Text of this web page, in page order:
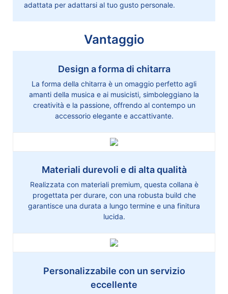
adattata per adattarsi al tuo gusto personale.
Vantaggio
Design a forma di chitarra
La forma della chitarra è un omaggio perfetto agli
amanti della musica e ai musicisti, simboleggiano la
creatività e la passione, offrendo al contempo un
accessorio elegante e accattivante.
Materiali durevoli e di alta qualità
Realizzata con materiali premium, questa collana è
progettata per durare, con una robusta build che
garantisce una durata a lungo termine e una finitura
lucida.
Personalizzabile con un servizio
eccellente